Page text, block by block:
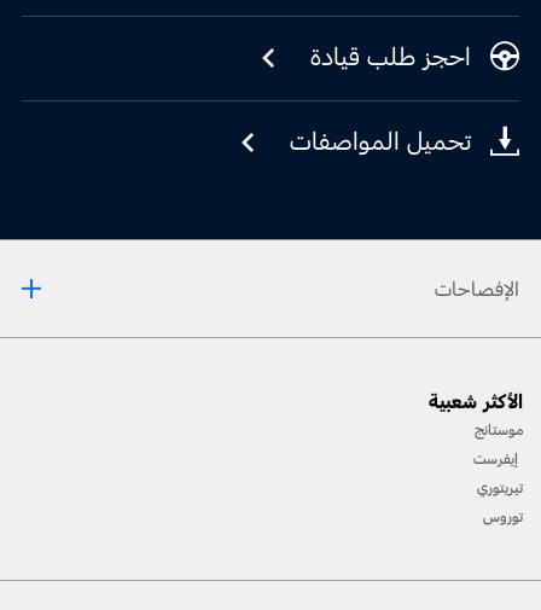
احجز طلب قيادة
تحميل المواصفات
الإفصاحات
المسارات، واستخدام معدات السلامة المناسبة.
[2] لن تتوفّر جميع ميّزات المركبة في جميع الأسواق. اتصل بموزّع فورد المحلي للحصول على أحدث
الأكثر شعبية
موستانج
إيفرست
تيريتوري
توروس